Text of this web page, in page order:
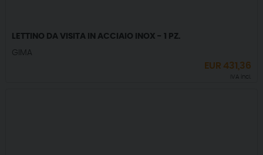
LETTINO DA VISITA IN ACCIAIO INOX - 1 PZ.
GIMA
EUR 431,36
IVA incl.